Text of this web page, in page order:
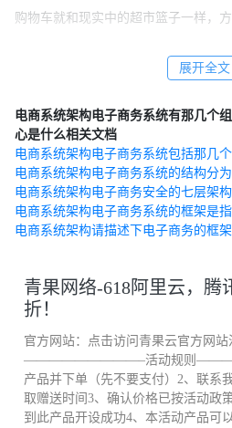
购物车就和现实中的超市篮子一样，方
2、货物传递 对于已付了款的客户应
若有些货物在本地，有些货物在异地
物流的调配。
而最适合在网上直接传递的货物是信
它能直接从电子仓库中将货物发到用
3、咨询洽谈 电子商务借助非实时的
论组来了解市场和商品信息，洽谈交
还可用网上的白板会议来交流即时的
展开全文
电商系统架构电子商务系统有那几个
心是什么相关文档
电商系统架构电子商务系统包括那几
电商系统架构电子商务系统的结构分
电商系统架构电子商务安全的七层架构
电商系统架构电子商务系统的框架是
电商系统架构请描述下电子商务的框
青果网络-618阿里云，腾
折！
官方网站：点击访问青果云官方网站
—————————–活动规则
产品并下单（先不要支付）2、联系
取赠送时间3、确认价格已按活动政
到此产品开设成功4、本活动产品可